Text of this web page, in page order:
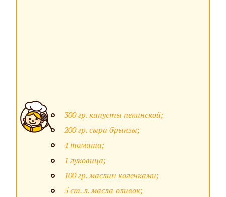
300 гр. капусты пекинской;
200 гр. сыра брынзы;
4 томата;
1 луковица;
100 гр. маслин колечками;
5 ст. л. масла оливок;